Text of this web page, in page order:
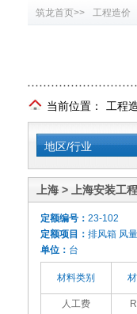
筑龙首页>> 工程造价
当前位置： 工程
地区/行业
上海 > 上海安装工
定额编号： 23-102
定额项目： 排风箱 风
单位： 台
材料类别
人工费